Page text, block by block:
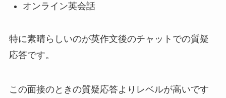
オンライン英会話
特に素晴らしいのが英作文後のチャットでの質疑
応答です。
この面接のときの質疑応答よりレベルが高いです